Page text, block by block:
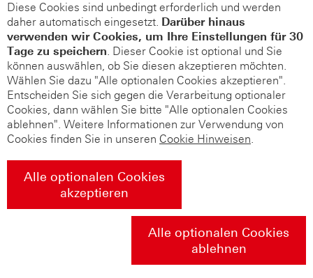
Diese Cookies sind unbedingt erforderlich und werden
daher automatisch eingesetzt. Darüber hinaus
verwenden wir Cookies, um Ihre Einstellungen für 30
Tage zu speichern. Dieser Cookie ist optional und Sie
können auswählen, ob Sie diesen akzeptieren möchten.
Wählen Sie dazu "Alle optionalen Cookies akzeptieren".
Entscheiden Sie sich gegen die Verarbeitung optionaler
Cookies, dann wählen Sie bitte "Alle optionalen Cookies
ablehnen". Weitere Informationen zur Verwendung von
Cookies finden Sie in unseren Cookie Hinweisen.
Alle optionalen Cookies
akzeptieren
Alle optionalen Cookies
ablehnen